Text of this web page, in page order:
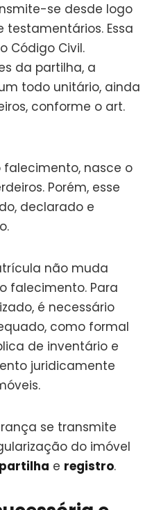
se desde logo
testamentários. Essa
Código Civil.
da partilha, a
todo unitário, ainda
conforme o art.
falecimento, nasce o
Porém, esse
declarado e
não muda
falecimento. Para
é necessário
como formal
de inventário e
juridicamente
se transmite
do imóvel
partilha e registro.